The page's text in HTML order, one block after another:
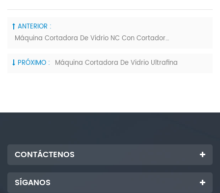
ANTERIOR :
Máquina Cortadora De Vidrio NC Con Cortadores Múltiples
PRÓXIMO : Máquina Cortadora De Vidrio Ultrafina
CONTÁCTENOS
SÍGANOS